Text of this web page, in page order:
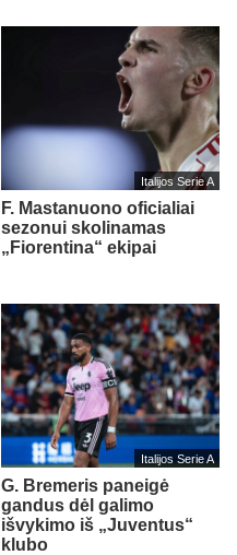
Italijos Serie A
F. Mastanuono oficialiai
sezonui skolinamas
„Fiorentina“ ekipai
Italijos Serie A
G. Bremeris paneigė
gandus dėl galimo
išvykimo iš „Juventus“
klubo